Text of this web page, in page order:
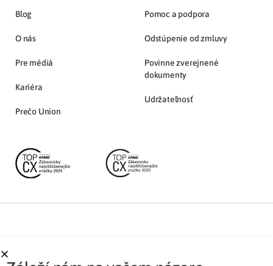
Blog
O nás
Pre médiá
Kariéra
Prečo Union
Pomoc a podpora
Odstúpenie od zmluvy
Povinne zverejnené
dokumenty
Udržateľnosť
Partnerská zóna